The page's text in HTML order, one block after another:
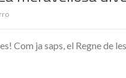
Com ja saps, el Regne de